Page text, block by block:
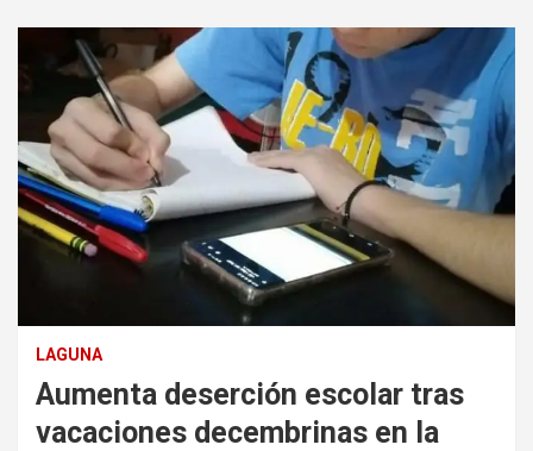
LAGUNA
Aumenta deserción escolar tras
vacaciones decembrinas en la